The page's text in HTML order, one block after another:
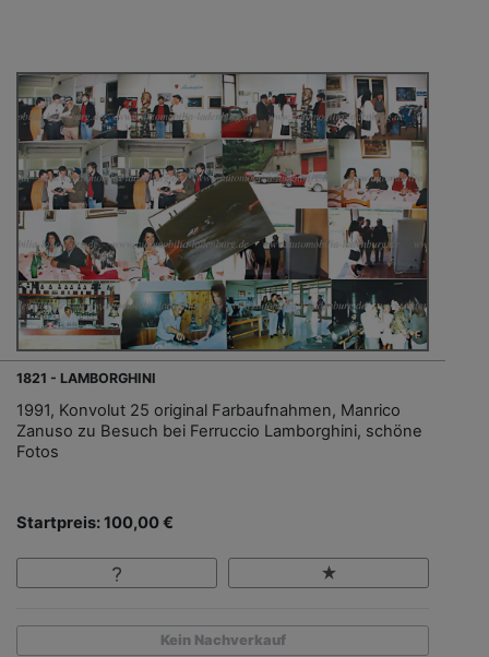
1821 - LAMBORGHINI
1991, Konvolut 25 original Farbaufnahmen, Manrico
Zanuso zu Besuch bei Ferruccio Lamborghini, schöne
Fotos
Startpreis: 100,00 €
Kein Nachverkauf